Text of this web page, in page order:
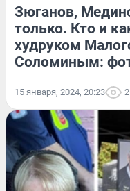
Зюганов,
только. Кто и
худруком
Соломиным:
15 января, 2024, 20:23